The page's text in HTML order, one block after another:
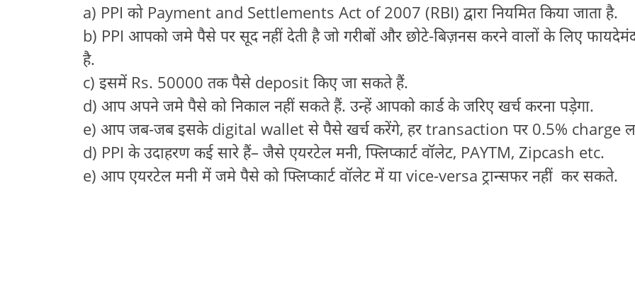
a) PPI को Payment and Settlements Act of 2007 (RBI) द्वारा नियमित किया जाता है.
b) PPI आपको जमे पैसे पर सूद नहीं देती है जो गरीबों और छोटे-बिज़नस करने वालों के लिए
है.
c) इसमें Rs. 50000 तक पैसे deposit किए जा सकते हैं.
d) आप अपने जमे पैसे को निकाल नहीं सकते हैं. उन्हें आपको कार्ड के जरिए खर्च करना पड़ेगा.
e) आप जब-जब इसके digital wallet से पैसे खर्च करेंगे, हर transaction पर 0.5% charge
d) PPI के उदाहरण कई सारे हैं– जैसे एयरटेल मनी, फ्लिप्कार्ट वॉलेट, PAYTM, Zipcash etc.
e) आप एयरटेल मनी में जमे पैसे को फ्लिप्कार्ट वॉलेट में या vice-versa ट्रान्सफर नहीं कर सकते.